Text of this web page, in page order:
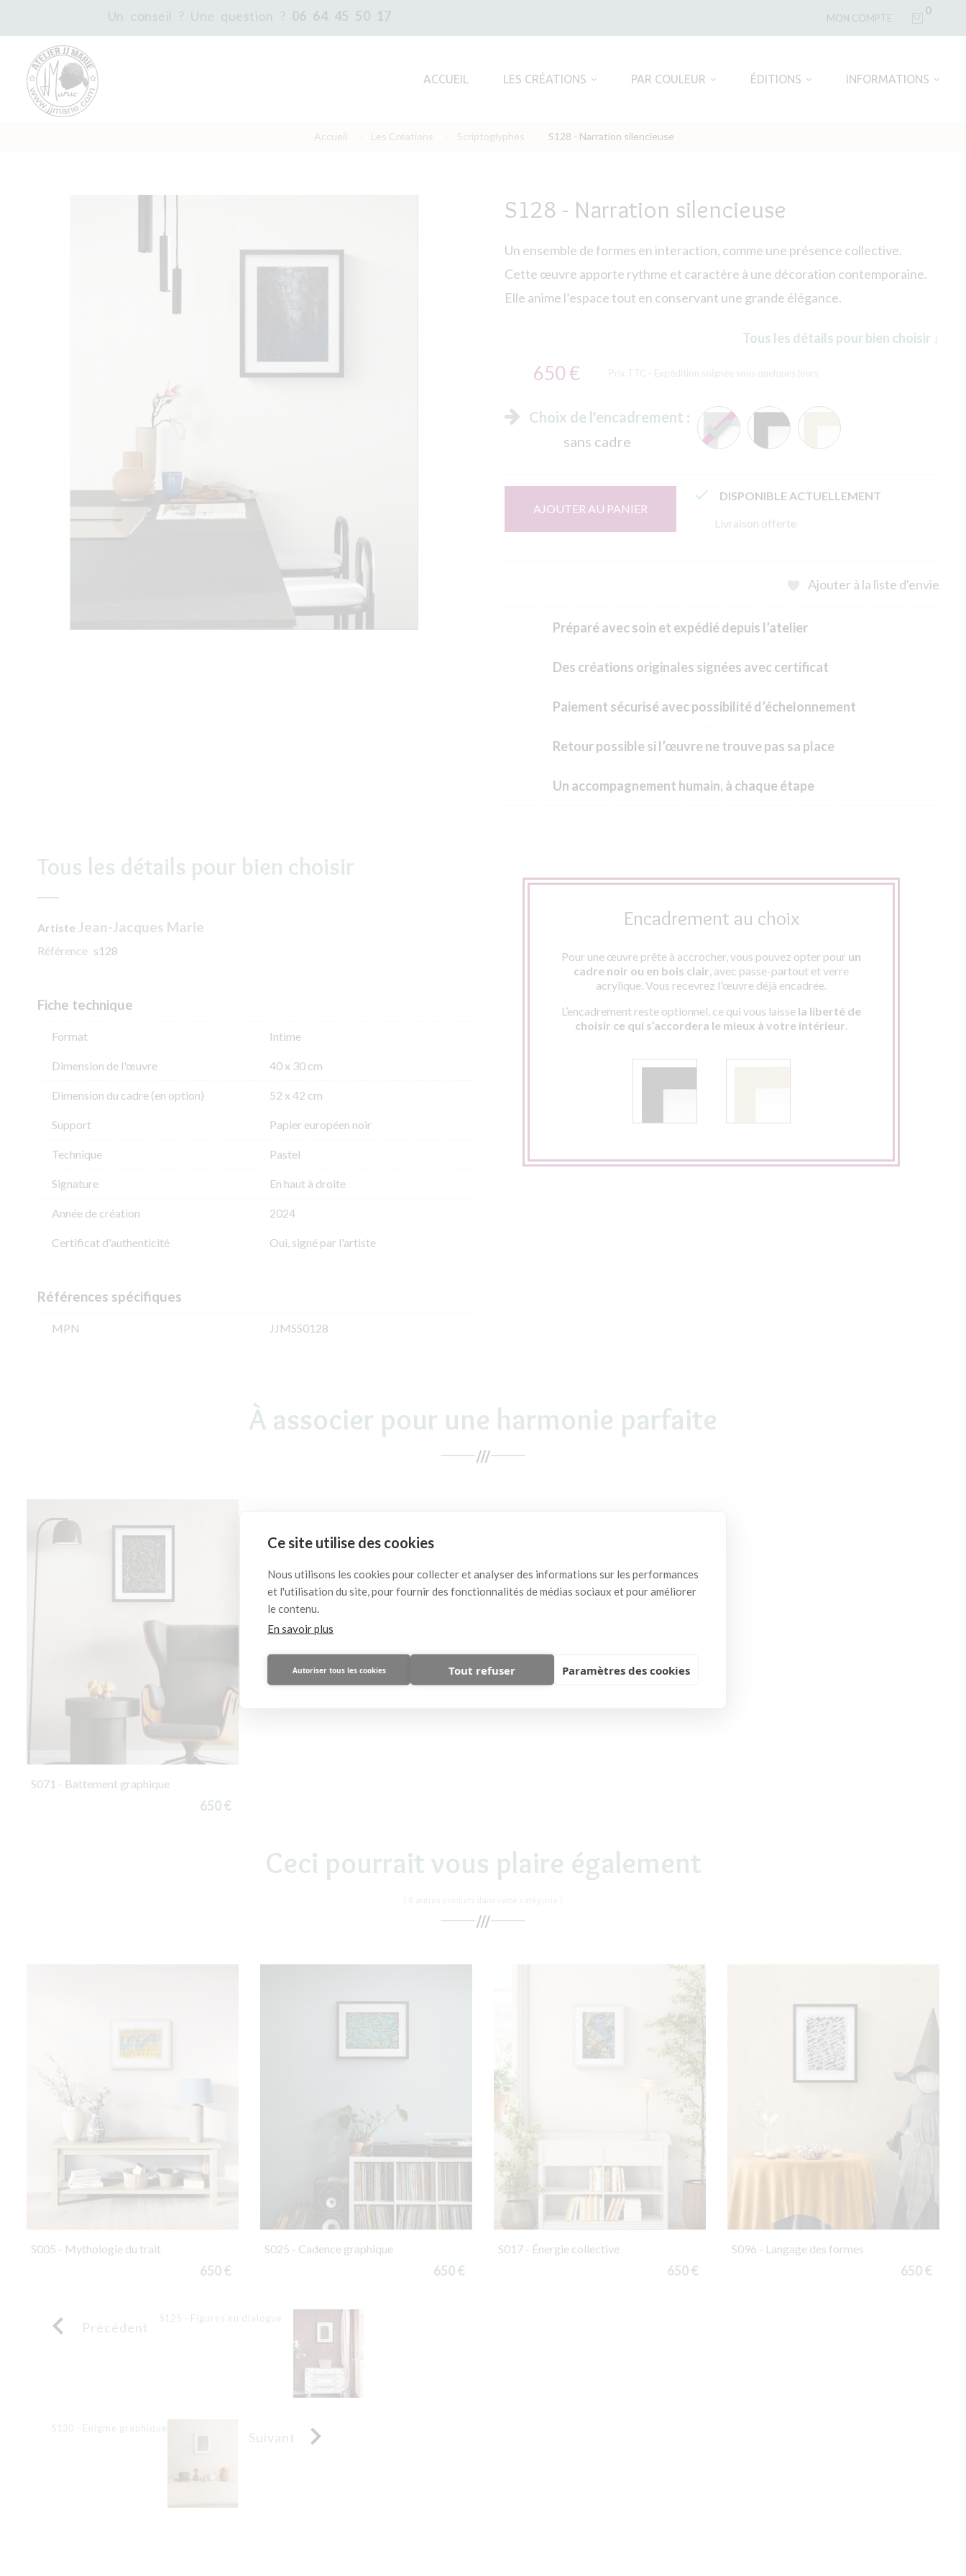
Ce site utilise des cookies
Nous utilisons les cookies pour collecter et analyser des informations sur les performances
et l'utilisation du site, pour fournir des fonctionnalités de médias sociaux et pour améliorer
le contenu.
En savoir plus
Autoriser tous les cookies Tout refuser Paramètres des cookies
Un conseil ? Une question ? 06 64 45 50 17 MON COMPTE
0
ACCUEIL LES CRÉATIONS PAR COULEUR ÉDITIONS INFORMATIONS
Accueil Les Créations Scriptoglyphes S128 - Narration silencieuse
S128 - Narration silencieuse
Un ensemble de formes en interaction, comme une présence collective.
Cette œuvre apporte rythme et caractère à une décoration contemporaine.
Elle anime l’espace tout en conservant une grande élégance.
Tous les détails pour bien choisir ↓
650 € Prix TTC - Expédition soignée sous quelques jours
Choix de l'encadrement :
sans cadre
AJOUTER AU PANIER
 DISPONIBLE ACTUELLEMENT
Livraison offerte
Ajouter à la liste d'envie
Préparé avec soin et expédié depuis l’atelier
Des créations originales signées avec certificat
Paiement sécurisé avec possibilité d’échelonnement
Retour possible si l’œuvre ne trouve pas sa place
Un accompagnement humain, à chaque étape
Tous les détails pour bien choisir
Artiste Jean-Jacques Marie
Référence s128
Fiche technique
Format Intime
Dimension de l'​œuvre 40 x 30 cm
Dimension du cadre (en option) 52 x 42 cm
Support Papier européen noir
Technique Pastel
Signature En haut à droite
Année de création 2024
Certificat d'authenticité Oui, signé par l'artiste
Références spécifiques
MPN JJMSS0128
Encadrement au choix
Pour une œuvre prête à accrocher, vous pouvez opter pour un
cadre noir ou en bois clair, avec passe-partout et verre
acrylique. Vous recevrez l'œuvre déjà encadrée.
L’encadrement reste optionnel, ce qui vous laisse la liberté de
choisir ce qui s’accordera le mieux à votre intérieur.
À associer pour une harmonie parfaite
S071 - Battement graphique
650 €
Ceci pourrait vous plaire également
S005 - Mythologie du trait
650 €
S025 - Cadence graphique
650 €
S017 - Énergie collective
650 €
S096 - Langage des formes
650 €
 Précédent
S125 - Figures en dialogue
Suivant 
S130 - Énigme graphique